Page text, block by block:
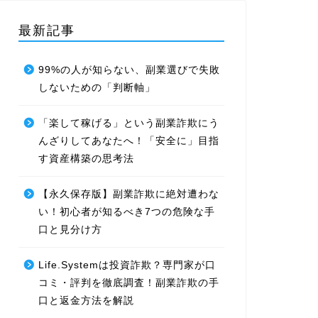
最新記事
99%の人が知らない、副業選びで失敗
しないための「判断軸」
「楽して稼げる」という副業詐欺にう
んざりしてあなたへ！「安全に」目指
す資産構築の思考法
【永久保存版】副業詐欺に絶対遭わな
い！初心者が知るべき7つの危険な手
口と見分け方
Life.Systemは投資詐欺？専門家が口
コミ・評判を徹底調査！副業詐欺の手
口と返金方法を解説